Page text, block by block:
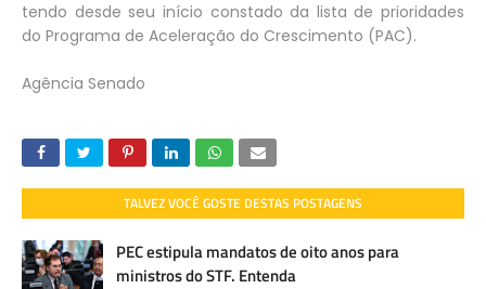
tendo desde seu início constado da lista de prioridades
do Programa de Aceleração do Crescimento (PAC).
Agência Senado
TALVEZ VOCÊ GOSTE DESTAS POSTAGENS
PEC estipula mandatos de oito anos para
ministros do STF. Entenda